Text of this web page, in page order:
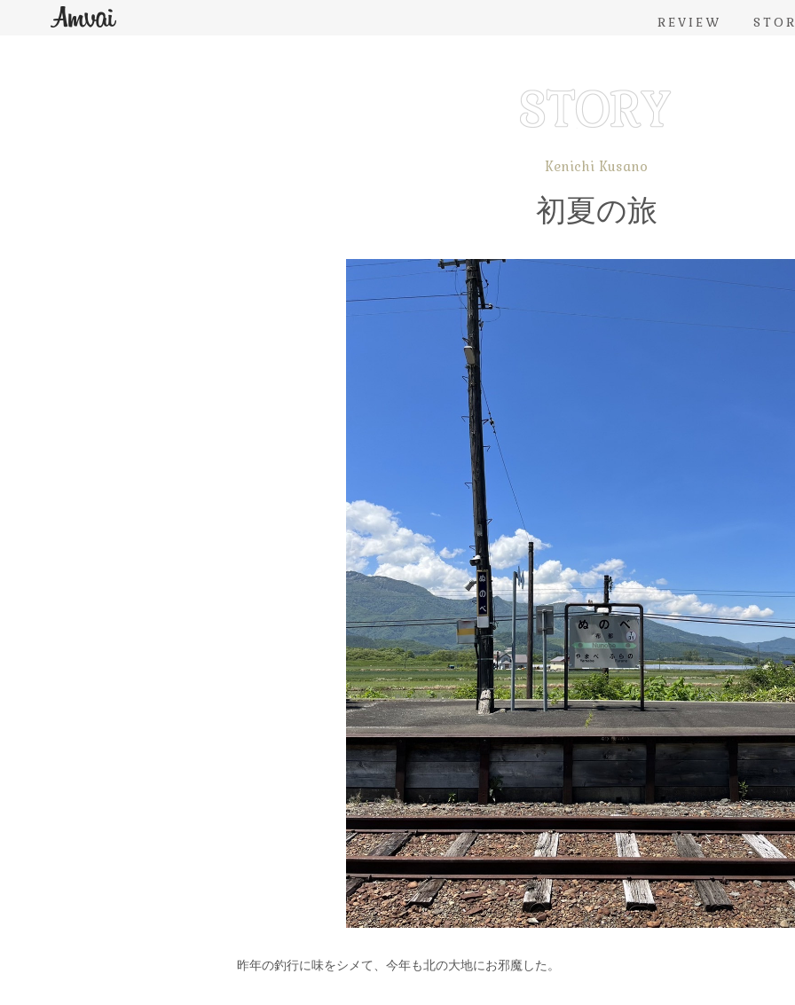
REVIEW
Kenichi Kusano
初夏の旅
昨年の釣行に味をシメて、今年も北の大地にお邪魔した。